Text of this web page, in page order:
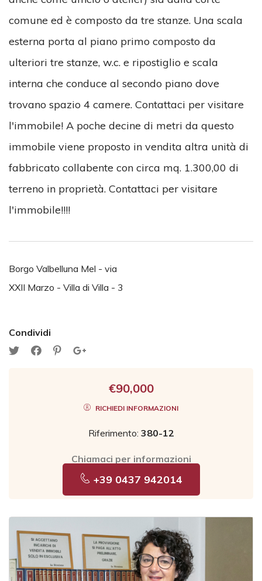
comune ed è composto da tre stanze. Una scala
esterna porta al piano primo composto da
ulteriori tre stanze, w.c. e ripostiglio e scala
interna che conduce al secondo piano dove
trovano spazio 4 camere. Contattaci per visitare
l'immobile! A poche decine di metri da questo
immobile viene proposto in vendita altra unità di
fabbricato collabente con circa mq. 1.300,00 di
terreno in proprietà. Contattaci per visitare
l'immobile!!!!
Borgo Valbelluna Mel - via
XXII Marzo - Villa di Villa - 3
Condividi
€90,000
RICHIEDI INFORMAZIONI
Riferimento: 380-12
Chiamaci per informazioni
+39 0437 942014